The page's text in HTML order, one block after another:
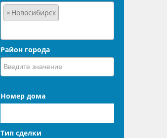
× Новосибирск
Район города
Номер дома
Тип сделки